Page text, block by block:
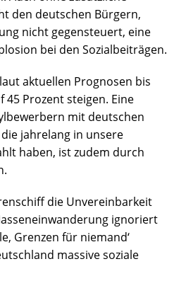
den deutschen Bürgern,
nicht gegensteuert, eine
bei den Sozialbeiträgen.
aktuellen Prognosen bis
45 Prozent steigen. Eine
mit deutschen
jahrelang in unsere
haben, ist zudem durch
die Unvereinbarkeit
ignoriert
Grenzen für niemand‘
massive soziale